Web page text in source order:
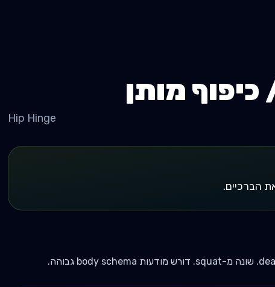
Hip Hinge
הברכיים.